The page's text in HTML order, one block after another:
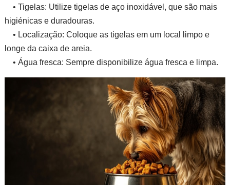
• Tigelas: Utilize tigelas de aço inoxidável, que são mais
higiénicas e duradouras.
• Localização: Coloque as tigelas em um local limpo e
longe da caixa de areia.
• Água fresca: Sempre disponibilize água fresca e limpa.